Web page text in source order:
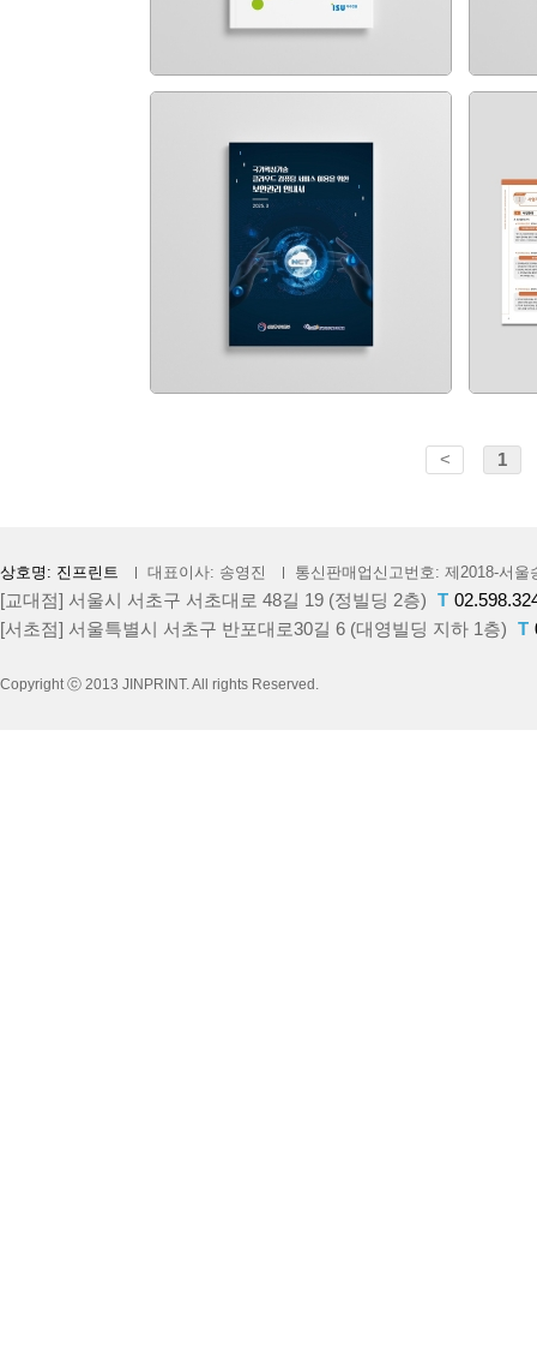
< 1
상호명: 진프린트 대표이사: 송영진 통신판매업신고번호: 제2018-서울
[교대점] 서울시 서초구 서초대로 48길 19 (정빌딩 2층) T
[서초점] 서울특별시 서초구 반포대로30길 6 (대영빌딩 지하 1층) T
Copyright ⓒ 2013 JINPRINT. All rights Reserved.